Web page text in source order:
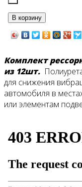
Комплект
из 12шт.
для снижения
автомобиля в
или элементам